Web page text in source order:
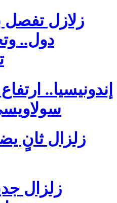
دول..
إندونيسيا..
سولاويسي
زلزال ثانٍ